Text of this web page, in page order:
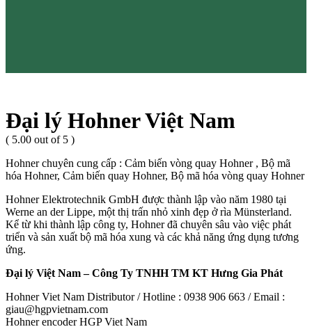
Đại lý Hohner Việt Nam
( 5.00 out of 5 )
Hohner chuyên cung cấp : Cảm biến vòng quay Hohner , Bộ mã
hóa Hohner, Cảm biến quay Hohner, Bộ mã hóa vòng quay Hohner
Hohner Elektrotechnik GmbH được thành lập vào năm 1980 tại
Werne an der Lippe, một thị trấn nhỏ xinh đẹp ở rìa Münsterland.
Kể từ khi thành lập công ty, Hohner đã chuyên sâu vào việc phát
triển và sản xuất bộ mã hóa xung và các khả năng ứng dụng tương
ứng.
Đại lý Việt Nam – Công Ty TNHH TM KT Hưng Gia Phát
Hohner Viet Nam Distributor / Hotline : 0938 906 663 / Email :
giau@hgpvietnam.com
Hohner encoder HGP Viet Nam